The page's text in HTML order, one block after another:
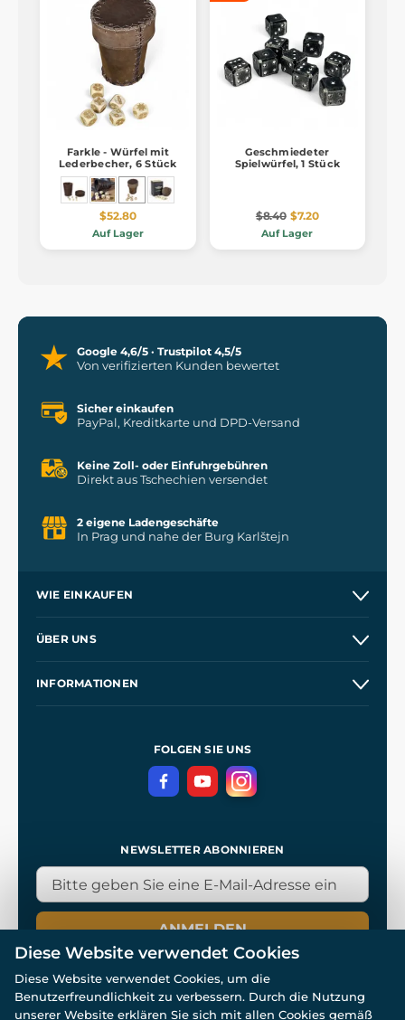
Farkle - Würfel mit
Lederbecher, 6 Stück
$52.80
Auf Lager
Geschmiedeter
Spielwürfel, 1 Stück
$8.40 $7.20
Auf Lager
Google 4,6/5 · Trustpilot 4,5/5
Von verifizierten Kunden bewertet
Sicher einkaufen
PayPal, Kreditkarte und DPD-Versand
Keine Zoll- oder Einfuhrgebühren
Direkt aus Tschechien versendet
2 eigene Ladengeschäfte
In Prag und nahe der Burg Karlštejn
WIE EINKAUFEN
Kontakt
ÜBER UNS
INFORMATIONEN
DatenschutzerklärungFOLGEN SIE UNS
NEWSLETTER ABONNIEREN
ANMELDEN
Diese Website verwendet Cookies
Diese Website verwendet Cookies, um die
Benutzerfreundlichkeit zu verbessern. Durch die Nutzung
unserer Website erklären Sie sich mit allen Cookies gemäß